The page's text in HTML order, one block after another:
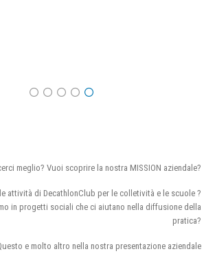
meglio? Vuoi scoprire la nostra MISSION aziendale?
attività di DecathlonClub per le colletività e le scuole ?
in progetti sociali che ci aiutano nella diffusione della
pratica?
e molto altro nella nostra presentazione aziendale